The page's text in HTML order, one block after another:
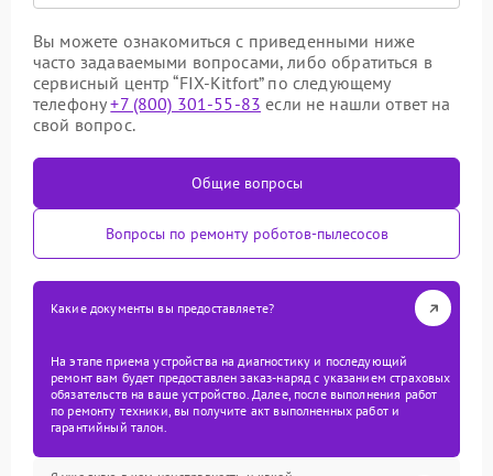
Вы можете ознакомиться с приведенными ниже
часто задаваемыми вопросами, либо обратиться в
сервисный центр “FIX-Kitfort” по следующему
телефону+7 (800) 301-55-83 если не нашли ответ на
свой вопрос.
Общие вопросы
Вопросы по ремонту роботов-пылесосов
Какие документы вы предоставляете?
На этапе приема устройства на диагностику и последующий
ремонт вам будет предоставлен заказ-наряд с указанием страховых
обязательств на ваше устройство. Далее, после выполнения работ
по ремонту техники, вы получите акт выполненных работ и
гарантийный талон.